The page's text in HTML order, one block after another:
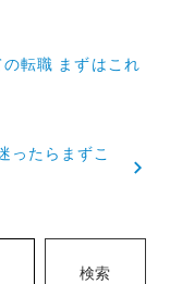
の転職 まずはこれ
ったらまずこ
検索